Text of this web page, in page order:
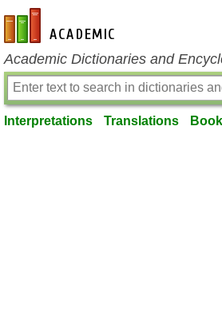
en-academic.com
Academic Dictionaries and
Interpretations Translations